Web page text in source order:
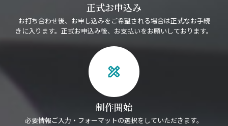
正式お申込み
お打ち合わせ後、お申し込みをご希望される場合は正式なお手続
きに入ります。正式お申込み後、お支払いをお願いしております。
design_services
制作開始
必要情報ご入力・フォーマットの選択をしていただきます。